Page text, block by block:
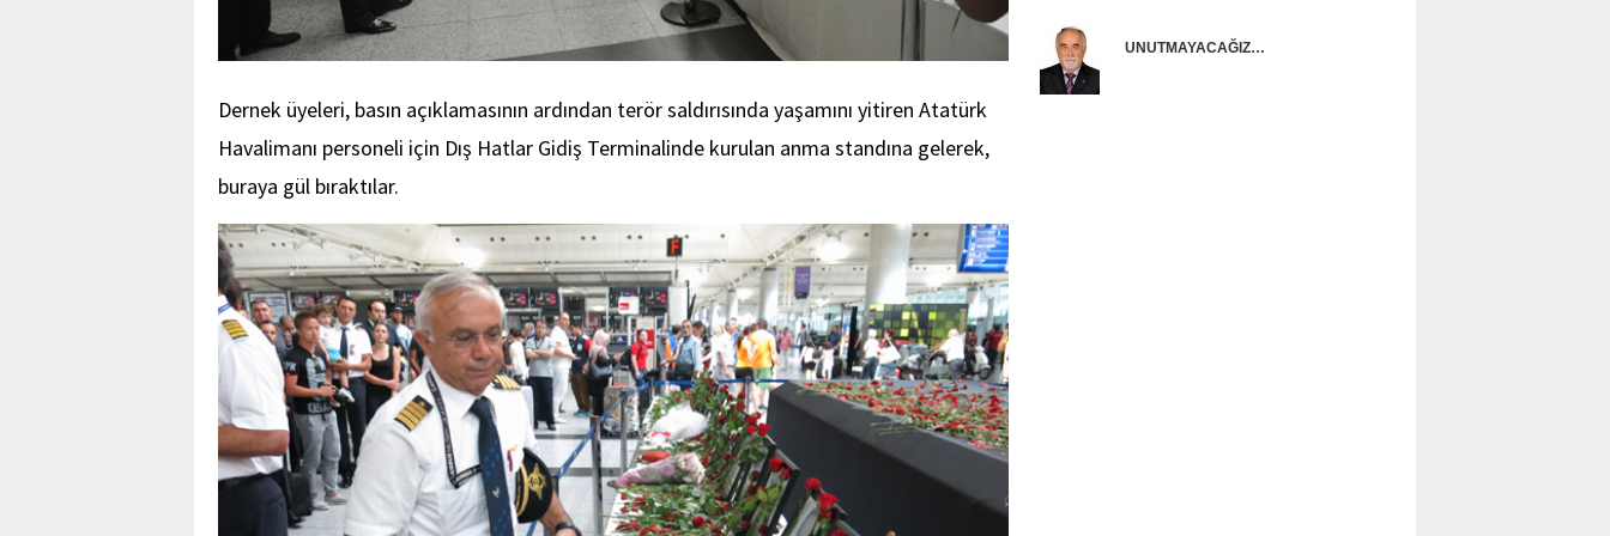
Dernek üyeleri, basın açıklamasının ardından terör saldırısında yaşamını yitiren Atatürk
Havalimanı personeli için Dış Hatlar Gidiş Terminalinde kurulan anma standına gelerek,
buraya gül bıraktılar.
UNUTMAYACAĞIZ…